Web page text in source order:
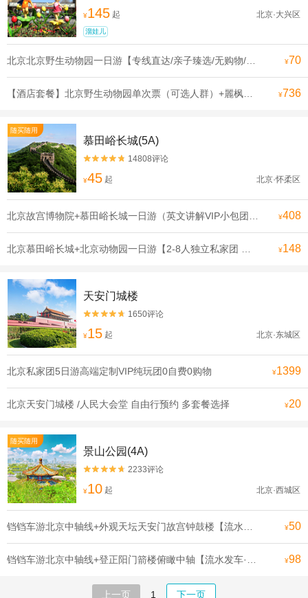
¥145 起 北京·大兴区
溜娃儿
¥70
¥736
随买随用
慕田峪长城(5A)

 14808评论
¥45 起 北京·怀柔区
¥408
¥148
天安门城楼

 1650评论
¥15 起 北京·东城区
北京私家团5日游高端定制VIP纯玩团0自费0购物 ¥1399
北京天安门城楼 /人民大会堂 自由行预约 多套餐选择 ¥20
随买随用
景山公园(4A)

 2233评论
¥10 起 北京·西城区
¥50
¥98
上一页 1 下一页